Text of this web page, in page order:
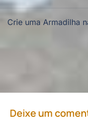
Crie uma Armadilha
Deixe um